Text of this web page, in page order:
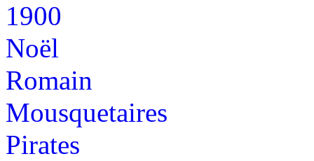
1900
Noël
Romain
Mousquetaires
Pirates